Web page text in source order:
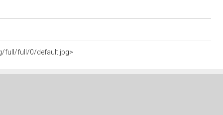
full/full/0/default.jpg>